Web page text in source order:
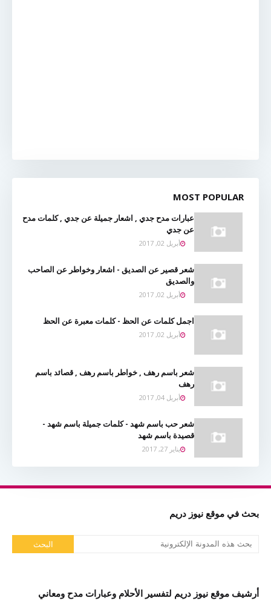
MOST POPULAR
عبارات مدح جدي , اشعار جميلة عن جدي , كلمات مدح
عن جدي
أبريل 02, 2017
شعر قصير عن الصديق - اشعار وخواطر عن الصاحب
والصديق
أبريل 02, 2017
اجمل كلمات عن الحظ - كلمات معبرة عن الحظ
أبريل 02, 2017
شعر باسم رهف , خواطر باسم رهف , قصائد باسم
رهف
أبريل 04, 2017
شعر حب باسم شهد - كلمات جميلة باسم شهد -
قصيدة باسم شهد
يناير 27, 2017
بحث في موقع نيوز دريم
أرشيف موقع نيوز دريم لتفسير الأحلام وعبارات مدح ومعاني